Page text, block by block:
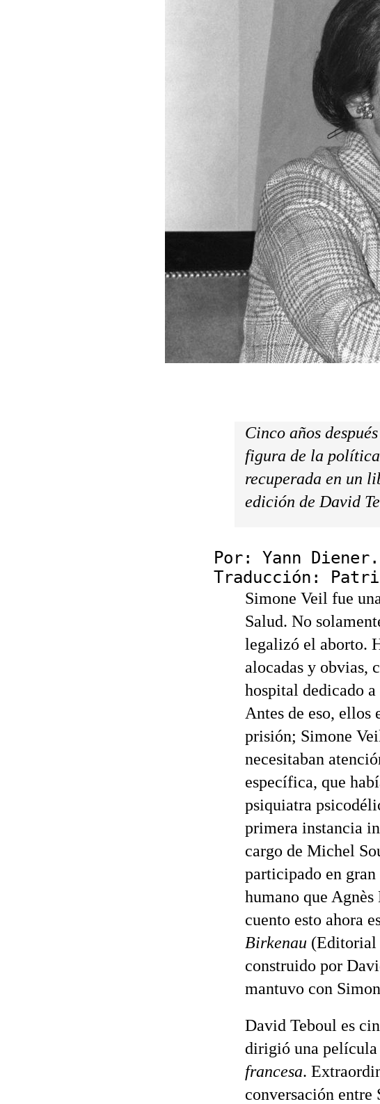
Cinco años
figura de la
recuperada en un
edición de David
Por: Yann Diener.
Traducción:
Simone Veil fue
Salud. No
legalizó el aborto.
alocadas y obvias,
hospital dedicado
Antes de eso, ellos
prisión; Simone
necesitaban
específica, que
psiquiatra
primera instancia
cargo de Michel
participado en
humano que
cuento esto ahora
Birkenau (Editorial
construido por
mantuvo con
David Teboul es
dirigió una
francesa.
conversación